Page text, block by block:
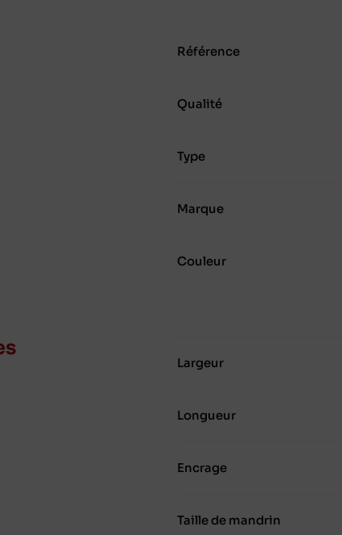
Référence
Qualité
Type
Marque
Couleur
Largeur
Longueur
Encrage
Taille de mandrin